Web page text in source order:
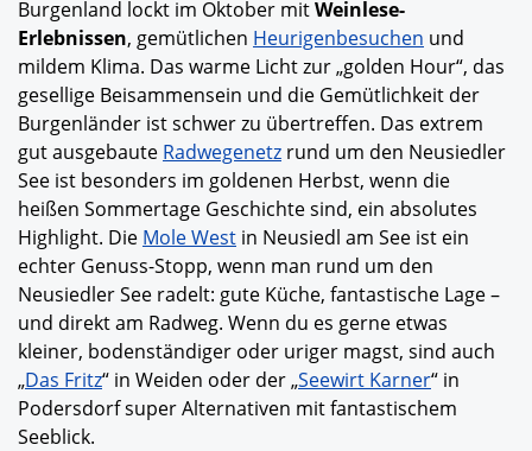
Burgenland lockt im Oktober mitWeinlese-
Erlebnissen, gemütlichen Heurigenbesuchen und
mildem Klima. Das warme Licht zur „golden Hour“, das
gesellige Beisammensein und die Gemütlichkeit der
Burgenländer ist schwer zu übertreffen. Das extrem
gut ausgebaute Radwegenetz rund um den Neusiedler
See ist besonders im goldenen Herbst, wenn die
heißen Sommertage Geschichte sind, ein absolutes
Highlight. Die Mole West in Neusiedl am See ist ein
echter Genuss-Stopp, wenn man rund um den
Neusiedler See radelt: gute Küche, fantastische Lage –
und direkt am Radweg. Wenn du es gerne etwas
kleiner, bodenständiger oder uriger magst, sind auch
„Das Fritz“ in Weiden oder der „Seewirt Karner“ in
Podersdorf super Alternativen mit fantastischem
Seeblick.